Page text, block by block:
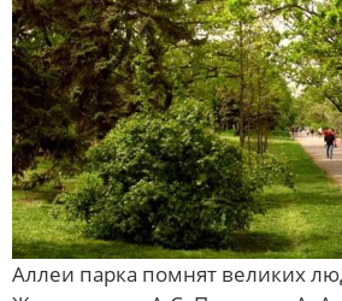
Аллеи парка помнят великих